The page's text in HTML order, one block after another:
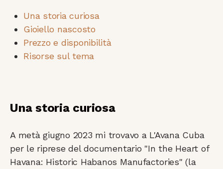
Una storia curiosa
Gioiello nascosto
Prezzo e disponibilità
Risorse sul tema
Una storia curiosa
A metà giugno 2023 mi trovavo a L'Avana Cuba
per le riprese del documentario "In the Heart of
Havana: Historic Habanos Manufactories" (la